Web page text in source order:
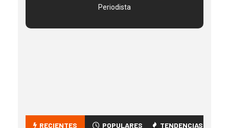
Periodista
RECIENTES POPULARES TENDENCIAS